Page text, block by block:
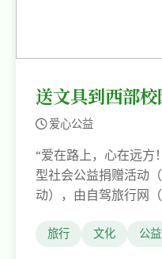
送文具到西部
爱心公益
“爱在路上，心在远方
型社会公益捐赠活动
动），由自驾旅行网
笔协会、中国光华科
旅行 文化 公益